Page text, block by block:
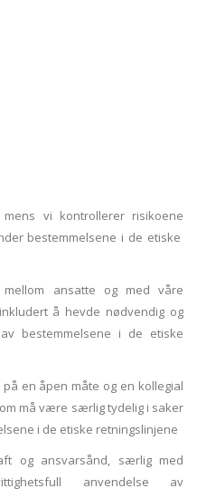
mens vi kontrollerer risikoene
bestemmelsene i de etiske
ansatte og med våre
å hevde nødvendig og
bestemmelsene i de etiske
en åpen måte og en kollegial
må være særlig tydelig i saker
i de etiske retningslinjene
og ansvarsånd, særlig med
anvendelse av